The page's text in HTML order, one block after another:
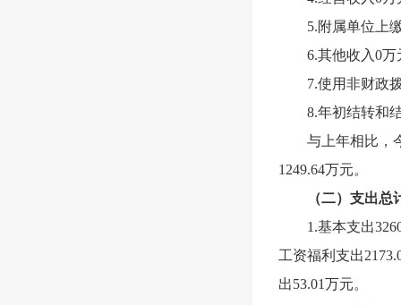
5.附属单位上
6.其他收入0万
7.使用非财政
8.年初结转和
与上年相比，
1249.64万元。
（二）支出总
1.基本支出
工资福利支出
出53.01万元。